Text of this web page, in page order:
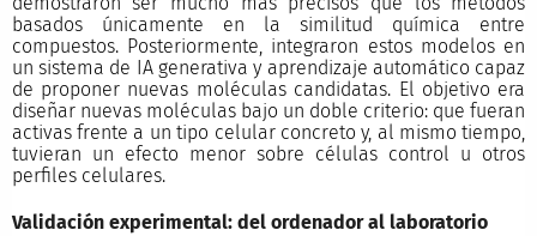
basados únicamente en la similitud química entre
compuestos. Posteriormente, integraron estos modelos en
un sistema de IA generativa y aprendizaje automático capaz
de proponer nuevas moléculas candidatas. El objetivo era
diseñar nuevas moléculas bajo un doble criterio: que fueran
activas frente a un tipo celular concreto y, al mismo tiempo,
tuvieran un efecto menor sobre células control u otros
perfiles celulares.
Validación experimental: del ordenador al laboratorio